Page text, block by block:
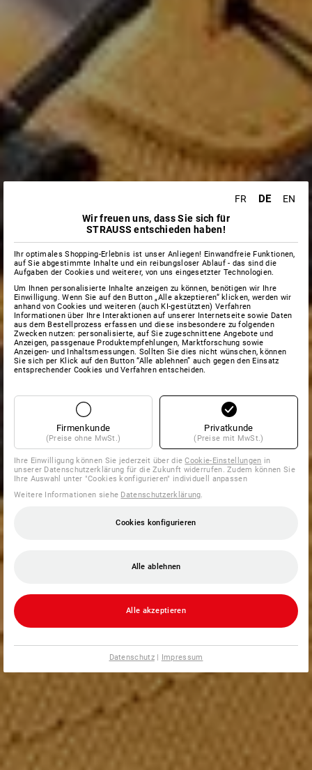
FR DE
EN
Wir freuen uns, dass Sie sich für
STRAUSS entschieden haben!
Ihr optimales Shopping-Erlebnis ist unser Anliegen! Einwandfreie Funktionen,
auf Sie abgestimmte Inhalte und ein reibungsloser Ablauf - das sind die
Aufgaben der Cookies und weiterer, von uns eingesetzter Technologien.
Um Ihnen personalisierte Inhalte anzeigen zu können, benötigen wir Ihre
Einwilligung. Wenn Sie auf den Button „Alle akzeptieren“ klicken, werden wir
anhand von Cookies und weiteren (auch KI-gestützten) Verfahren
Informationen über Ihre Interaktionen auf unserer Internetseite sowie Daten
aus dem Bestellprozess erfassen und diese insbesondere zu folgenden
Zwecken nutzen: personalisierte, auf Sie zugeschnittene Angebote und
Anzeigen, passgenaue Produktempfehlungen, Marktforschung sowie
Anzeigen- und Inhaltsmessungen. Sollten Sie dies nicht wünschen, können
Sie sich per Klick auf den Button “Alle ablehnen” auch gegen den Einsatz
entsprechender Cookies und Verfahren entscheiden.
Firmenkunde
(Preise ohne MwSt.)
Privatkunde
(Preise mit MwSt.)
Ihre Einwilligung können Sie jederzeit über dieCookie-Einstellungen in
unserer Datenschutzerklärung für die Zukunft widerrufen. Zudem können Sie
Ihre Auswahl unter "Cookies konfigurieren" individuell anpassen
Weitere Informationen siehe Datenschutzerklärung
Cookies konfigurieren
Alle ablehnen
Alle akzeptieren
Datenschutz| Impressum